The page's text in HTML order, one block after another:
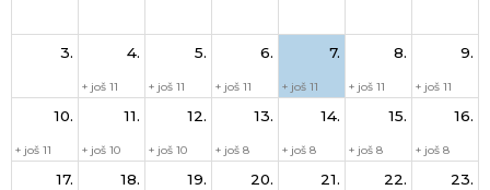
3. 4.
+ još 11
5.
+ još 11
6.
+ još 11
7.
+ još 11
8.
+ još 11
9.
+ još 11
10.
+ još 11
11.
+ još 10
12.
+ još 10
13.
+ još 8
14.
+ još 8
15.
+ još 8
16.
+ još 8
17. 18. 19. 20. 21. 22. 23.